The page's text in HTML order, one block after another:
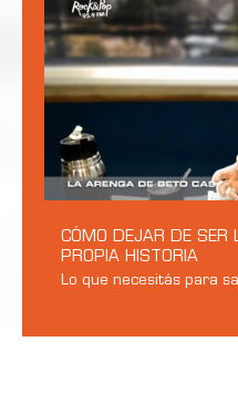
CÓMO DEJAR DE SER
PROPIA HISTORIA
Lo que necesitás para